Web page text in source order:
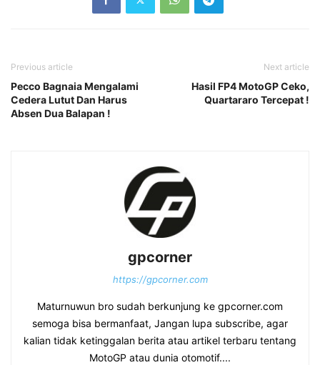
Previous article
Pecco Bagnaia Mengalami
Cedera Lutut Dan Harus
Absen Dua Balapan !
Next article
Hasil FP4 MotoGP Ceko,
Quartararo Tercepat !
gpcorner
https://gpcorner.com
Maturnuwun bro sudah berkunjung ke gpcorner.com
semoga bisa bermanfaat, Jangan lupa subscribe, agar
kalian tidak ketinggalan berita atau artikel terbaru tentang
MotoGP atau dunia otomotif....